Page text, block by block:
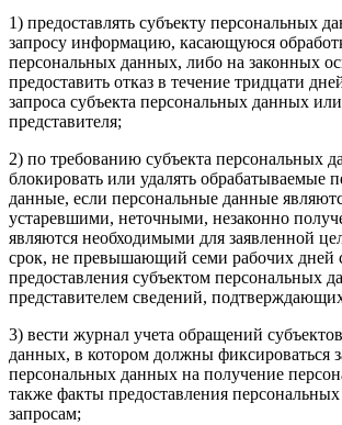
1) предоставлять субъекту персональных
запросу информацию, касающуюся
персональных данных, либо на законных
предоставить отказ в течение тридцати
запроса субъекта персональных данных
представителя;
2) по требованию субъекта персональных
блокировать или удалять обрабатываемые
данные, если персональные данные
устаревшими, неточными, незаконно
являются необходимыми для заявленной
срок, не превышающий семи рабочих дней
предоставления субъектом персональных
представителем сведений,
3) вести журнал учета обращений
данных, в котором должны фиксироваться
персональных данных на получение
также факты предоставления
запросам;